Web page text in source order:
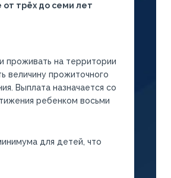
трёх до семи лет
проживать на территории
величину прожиточного
Выплата назначается со
ребенком восьми
для детей, что